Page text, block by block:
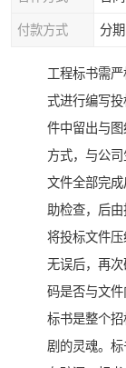
付款方式 分期
工程标书需
式进行编写
件中留出与
方式，与公
文件全部完
助检查，后
将投标文件
无误后，再
码是否与文件
标书是整个
剧的灵魂。